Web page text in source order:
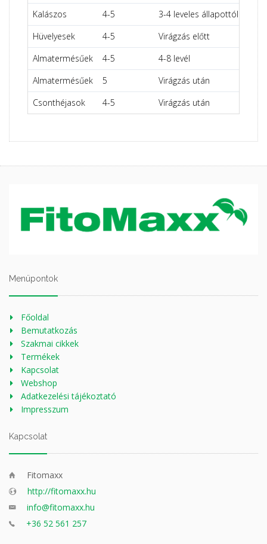
Kalászos
4-5
3-4 leveles állapottól
Hüvelyesek
4-5
Virágzás előtt
Almatermésűek
4-5
4-8 levél
Almatermésűek
5
Virágzás után
Csonthéjasok
4-5 Virágzás után
Menüpontok
Főoldal
Bemutatkozás
Szakmai cikkek
Termékek
Kapcsolat
Webshop
Adatkezelési tájékoztató
Impresszum
Kapcsolat
Fitomaxx
http://fitomaxx.hu
info@fitomaxx.hu
+36 52 561 257